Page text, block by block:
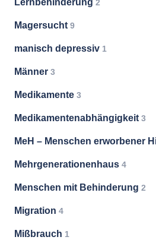
Lernbehinderung 2
Magersucht 9
manisch depressiv 1
Männer 3
Medikamente 3
Medikamentenabhängigkeit 3
MeH – Menschen erworbener
Mehrgenerationenhaus 4
Menschen mit Behinderung 2
Migration 4
Mißbrauch 1